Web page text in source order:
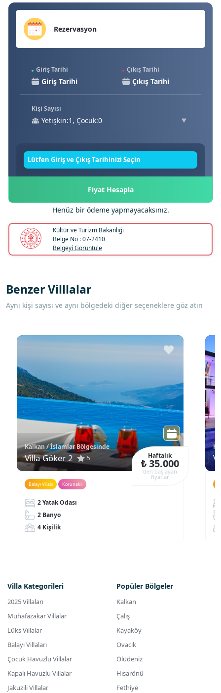
Rezervasyon
Giriş Tarihi Çıkış Tarihi
Kişi Sayısı
Yetişkin:1, Çocuk:0
Lütfen Giriş ve Çıkış Tarihinizi Seçin
Fiyat Hesapla
Henüz bir ödeme yapmayacaksınız.
Kültür ve Turizm Bakanlığı
Belge No : 07-2410
Belgeyi Görüntüle
Benzer Villlalar
Aynı kişi sayısı ve aynı bölgedeki diğer seçeneklere göz atın
Kalkan / İslamlar Bölgesinde
Villa Göker 2 5 Haftalık
₺ 35.000
‘den başlayan
fiyatlar
Balayı Villası Korunaklı
2 Yatak Odası
2 Banyo
4 Kişilik
Villa Kategorileri
2025 Villaları
Muhafazakar Villalar
Lüks Villalar
Balayı Villaları
Çocuk Havuzlu Villalar
Kapalı Havuzlu Villalar
Jakuzili Villalar
Popüler Bölgeler
Kalkan
Çalış
Kayaköy
Ovacık
Ölüdeniz
Hisarönü
Fethiye